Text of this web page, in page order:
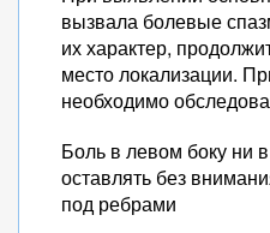
вызвала болевые
их характер,
место локализации.
необходимо
Боль в левом боку ни
оставлять без
под ребрами